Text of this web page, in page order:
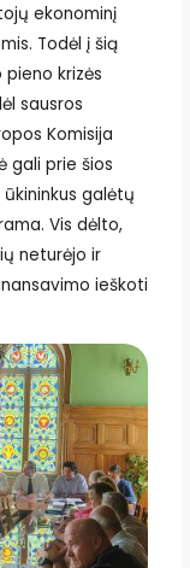
ekonominį
Todėl į šią
krizės
sausros
Komisija
gali prie šios
galėtų
Vis dėlto,
neturėjo ir
ieškoti